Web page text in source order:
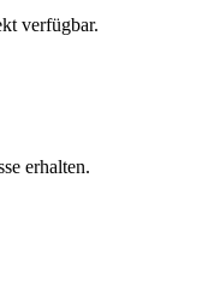
verfügbar.
erhalten.